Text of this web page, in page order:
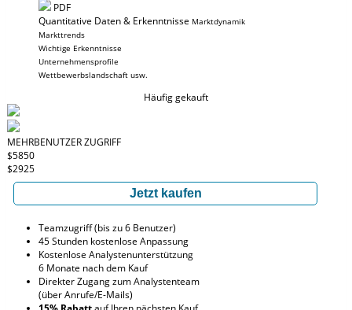
PDF
Quantitative Daten & Erkenntnisse Marktdynamik
Markttrends
Wichtige Erkenntnisse
Unternehmensprofile
Wettbewerbslandschaft usw.
Häufig gekauft
MEHRBENUTZER ZUGRIFF
$5850
$2925
Jetzt kaufen
Teamzugriff (bis zu 6 Benutzer)
45 Stunden kostenlose Anpassung
Kostenlose Analystenunterstützung
6 Monate nach dem Kauf
Direkter Zugang zum Analystenteam
(über Anrufe/E-Mails)